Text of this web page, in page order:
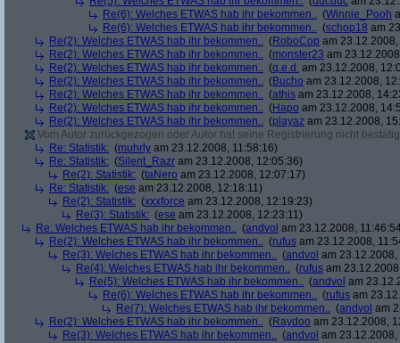
Re(6): Welches ETWAS hab ihr bekommen.. (Winnie_Pooh
Re(6): Welches ETWAS hab ihr bekommen.. (schop18 am
Re(2): Welches ETWAS hab ihr bekommen.. (RoboCop am
Re(2): Welches ETWAS hab ihr bekommen.. (monster23 am
Re(2): Welches ETWAS hab ihr bekommen.. (q.e.d. am 23.12.2008,
Re(2): Welches ETWAS hab ihr bekommen.. (Bucho am 23.12.2008,
Re(2): Welches ETWAS hab ihr bekommen.. (athis am 23.12.2008,
Re(2): Welches ETWAS hab ihr bekommen.. (Hapo am 23.12.2008,
Re(2): Welches ETWAS hab ihr bekommen.. (playaz am 23.12.2008,
Vom Autor zurückgezogen oder Autor hat seine Registrierung nicht
Re: Statistik: (muhrly am 23.12.2008, 11:58:16)
Re: Statistik: (Silent_Razr am 23.12.2008, 12:05:36)
Re(2): Statistik: (taNero am 23.12.2008, 12:07:17)
Re: Statistik: (ese am 23.12.2008, 12:18:11)
Re(2): Statistik: (xxxforce am 23.12.2008, 12:19:23)
Re(3): Statistik: (ese am 23.12.2008, 12:23:11)
Re: Welches ETWAS hab ihr bekommen.. (andvol am 23.12.2008,
Re(2): Welches ETWAS hab ihr bekommen.. (rufus am 23.12.2008,
Re(3): Welches ETWAS hab ihr bekommen.. (andvol am
Re(4): Welches ETWAS hab ihr bekommen.. (rufus am
Re(5): Welches ETWAS hab ihr bekommen.. (andvol am
Re(6): Welches ETWAS hab ihr bekommen.. (rufus am
Re(7): Welches ETWAS hab ihr bekommen.. (andvol am
Re(2): Welches ETWAS hab ihr bekommen.. (Raydoo am 23.12.2008,
Re(3): Welches ETWAS hab ihr bekommen.. (andvol am